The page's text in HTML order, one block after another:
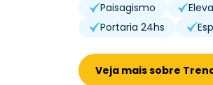
Paisagismo
Portaria 24hs
Veja mais sobre